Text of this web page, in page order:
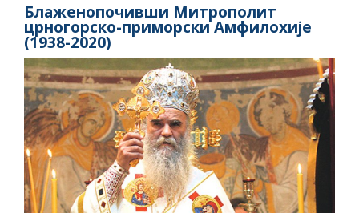
Блаженопочивши Митрополит
црногорско-приморски Амфилохије
(1938-2020)